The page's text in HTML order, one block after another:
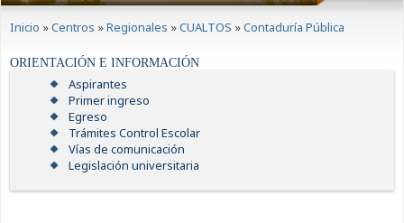
Inicio »Centros »Regionales »CUALTOS »Contaduría Pública
ORIENTACIÓN E INFORMACIÓN
Aspirantes
Primer ingreso
Egreso
Trámites Control Escolar
Vías de comunicación
Legislación universitaria